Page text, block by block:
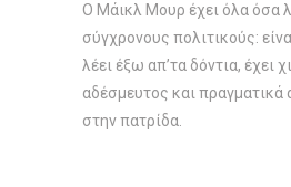
O Μάικλ Μουρ έχει όλα όσα
σύγχρονους πολιτικούς:
λέει έξω απ’τα δόντια, έχει
αδέσμευτος και
στην πατρίδα.